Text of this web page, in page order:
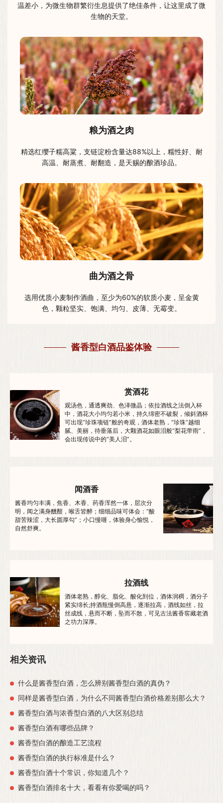
温差小，为微生物群繁衍生息提供了绝佳条件，让这里成了微
生物的天堂。
粮为酒之肉
精选红缨子糯高粱，支链淀粉含量达88%以上，糯性好、耐
高温、耐蒸煮、耐翻造，是天赐的酿酒珍品。
曲为酒之骨
选用优质小麦制作酒曲，至少为60%的软质小麦，呈金黄
色，颗粒坚实、饱满、均匀、皮薄、无霉变。
酱香型白酒品鉴体验
赏酒花
观汤色，通透爽劲、色泽微晶；依拉酒线之法倒入杯
中，酒花大小均匀若小米，持久绵密不破裂，倾斜酒杯
可出现“珍珠项链”般的奇观，酒体老熟，“珍珠”越细
腻、美丽，待垂落后，大颗酒花如眼泪般“梨花带雨”，
会出现传说中的“美人泪”。
闻酒香
酱香均匀丰满，焦香、木香、药香浑然一体，层次分
明，闻之满身醺酣，喉舌皆醉；细细品味可体会：“酸
甜苦辣涩，大长圆厚勾”；小口慢咂，体验身心愉悦，
自然舒爽。
拉酒线
酒体老熟，醇化、脂化、酸化到位，酒体润稠，酒分子
紧实绵长;持酒瓶慢倒高悬，逐渐拉高，酒线如丝，拉
丝成线，悬而不断，坠而不散，可见古法酱香窖藏老酒
之功力深厚。
相关资讯
什么是酱香型白酒，怎么辨别酱香型白酒的真伪？
同样是酱香型白酒，为什么不同酱香型白酒价格差别那么大？
酱香型白酒与浓香型白酒的八大区别总结
酱香型白酒有哪些品牌？
酱香型白酒的酿造工艺流程
酱香型白酒的执行标准是什么？
酱香型白酒十个常识，你知道几个？
酱香型白酒排名十大，看看有你爱喝的吗？